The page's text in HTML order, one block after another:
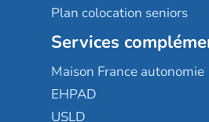
Plan colocation seniors
Services
Maison France autonomie
EHPAD
USLD